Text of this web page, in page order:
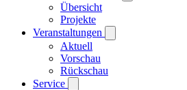
Übersicht
Projekte
Veranstaltungen
Aktuell
Vorschau
Rückschau
Service